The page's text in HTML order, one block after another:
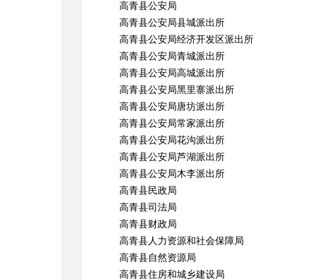
高青县公安局
高青县公安局县城派出所
高青县公安局经济开发区派出所
高青县公安局青城派出所
高青县公安局高城派出所
高青县公安局黑里寨派出所
高青县公安局唐坊派出所
高青县公安局常家派出所
高青县公安局花沟派出所
高青县公安局芦湖派出所
高青县公安局木李派出所
高青县民政局
高青县司法局
高青县财政局
高青县人力资源和社会保障局
高青县自然资源局
高青县住房和城乡建设局